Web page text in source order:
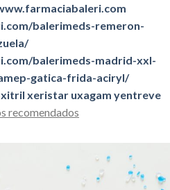
balerimeds-remeron-
balerimeds-madrid-xxl-
gatica-frida-aciryl/
xeristar uxagam yentreve
recomendados